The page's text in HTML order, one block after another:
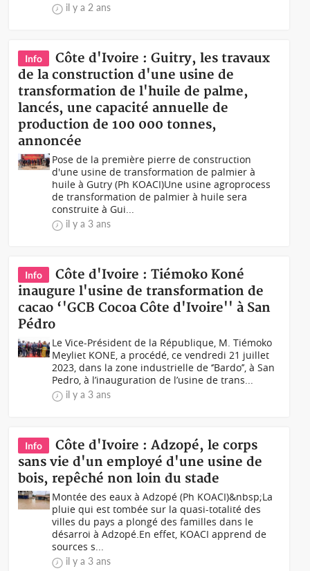
il y a 2 ans
Info
Côte d'Ivoire : Guitry, les travaux
de la construction d'une usine de
transformation de l'huile de palme,
lancés, une capacité annuelle de
production de 100 000 tonnes,
annoncée
Pose de la première pierre de construction
d'une usine de transformation de palmier à
huile à Gutry (Ph KOACI)Une usine agroprocess
de transformation de palmier à huile sera
construite à Gui...
il y a 3 ans
Info
Côte d'Ivoire : Tiémoko Koné
inaugure l'usine de transformation de
cacao ‘'GCB Cocoa Côte d'Ivoire'' à San
Pédro
Le Vice-Président de la République, M. Tiémoko
Meyliet KONE, a procédé, ce vendredi 21 juillet
2023, dans la zone industrielle de ‘’Bardo’’, à San
Pedro, à l’inauguration de l’usine de trans...
il y a 3 ans
Info
Côte d'Ivoire : Adzopé, le corps
sans vie d'un employé d'une usine de
bois, repêché non loin du stade
Montée des eaux à Adzopé (Ph KOACI)&nbsp;La
pluie qui est tombée sur la quasi-totalité des
villes du pays a plongé des familles dans le
désarroi à Adzopé.En effet, KOACI apprend de
sources s...
il y a 3 ans